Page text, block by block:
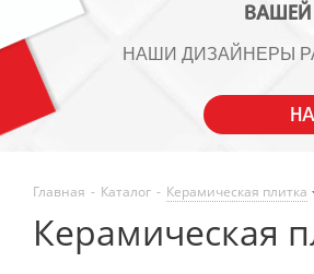
НАШИ ДИЗАЙНЕРЫ
Главная - Каталог - Керамическая плитка
Керамическая